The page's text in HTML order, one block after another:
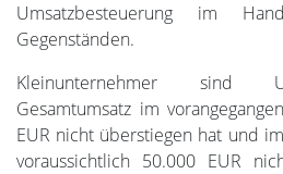
Umsatzbesteuerung im
Gegenständen.
Kleinunternehmer sind
Gesamtumsatz im
EUR nicht überstiegen hat und
voraussichtlich 50.000 EUR